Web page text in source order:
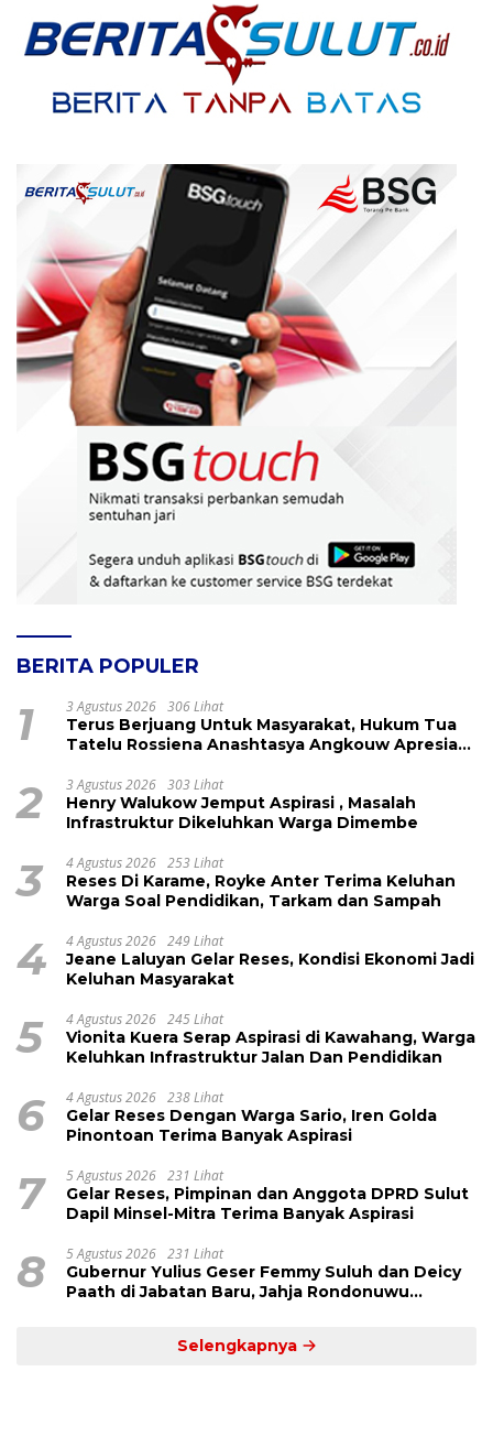
BERITA POPULER
1 3 Agustus 2026 306 Lihat
Terus Berjuang Untuk Masyarakat, Hukum Tua
Tatelu Rossiena Anashtasya Angkouw Apresiasi
2 3 Agustus 2026 303 Lihat
Henry Walukow Jemput Aspirasi , Masalah
Infrastruktur Dikeluhkan Warga Dimembe
3 4 Agustus 2026 253 Lihat
Reses Di Karame, Royke Anter Terima Keluhan
Warga Soal Pendidikan, Tarkam dan Sampah
4 4 Agustus 2026 249 Lihat
Jeane Laluyan Gelar Reses, Kondisi Ekonomi Jadi
Keluhan Masyarakat
5 4 Agustus 2026 245 Lihat
Vionita Kuera Serap Aspirasi di Kawahang, Warga
Keluhkan Infrastruktur Jalan Dan Pendidikan
6 4 Agustus 2026 238 Lihat
Gelar Reses Dengan Warga Sario, Iren Golda
Pinontoan Terima Banyak Aspirasi
7 5 Agustus 2026 231 Lihat
Gelar Reses, Pimpinan dan Anggota DPRD Sulut
Dapil Minsel-Mitra Terima Banyak Aspirasi
8 5 Agustus 2026 231 Lihat
Gubernur Yulius Geser Femmy Suluh dan Deicy
Paath di Jabatan Baru, Jahja Rondonuwu
Selengkapnya